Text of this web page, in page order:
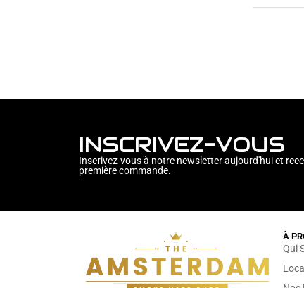
INSCRIVEZ-VOUS
Inscrivez-vous à notre newsletter aujourd'hui et
première commande.
À
Qui